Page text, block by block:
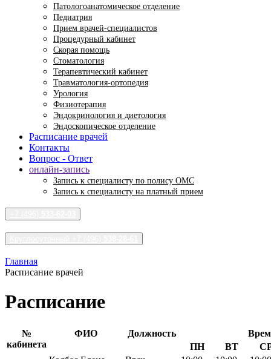
Патологоанатомическое отделение
Педиатрия
Прием врачей-специалистов
Процедурный кабинет
Скорая помощь
Стоматология
Терапевтический кабинет
Травматология-ортопедия
Урология
Физиотерапия
Эндокринология и диетология
Эндоскопическое отделение
Расписание врачей
Контакты
Вопрос - Ответ
онлайн-запись
Запись к специалисту по полису ОМС
Запись к специалисту на платный прием
Главная
Расписание врачей
Расписание
№
кабинета
ФИО Должность
ПН
ВТ